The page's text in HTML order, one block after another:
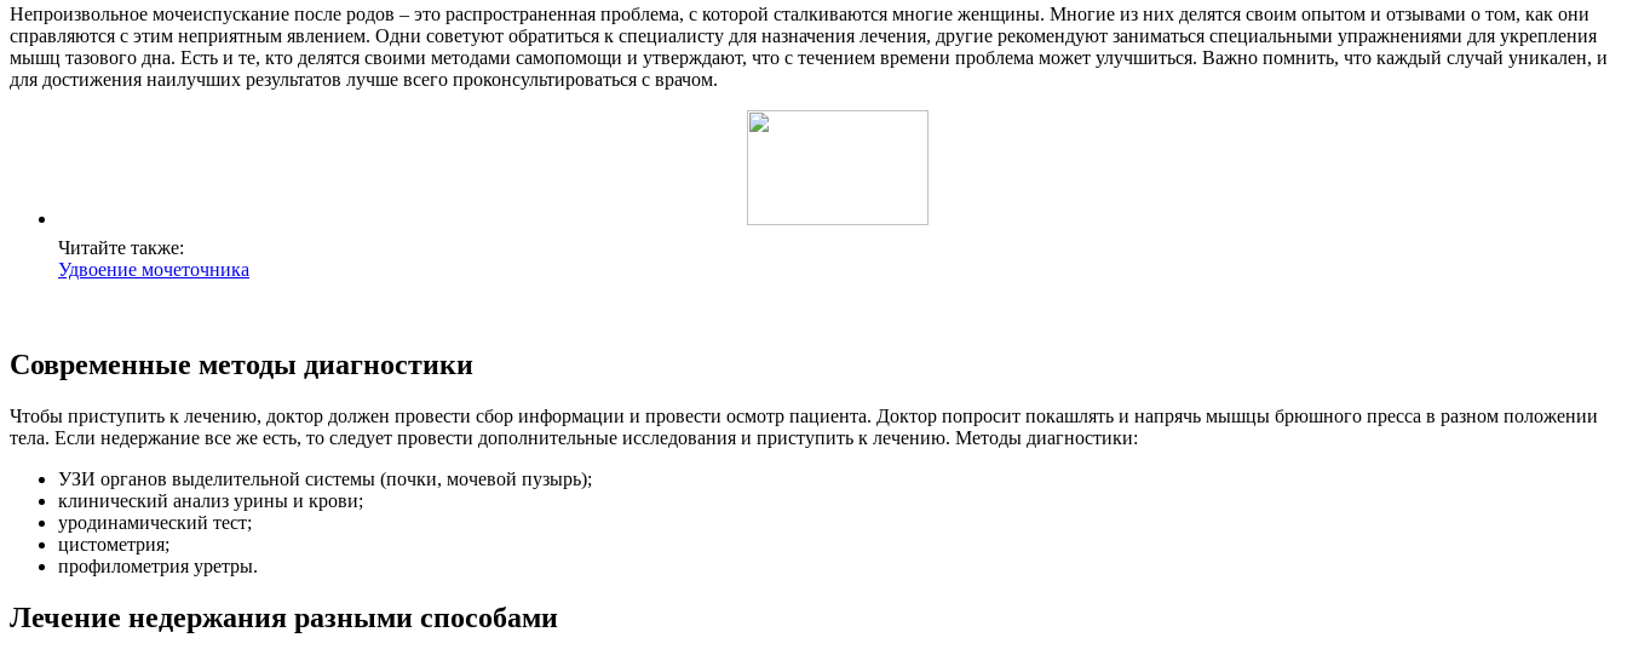
Непроизвольное мочеиспускание после родов – это распространенная проблема, с которой сталкиваются многие женщины. Многие из них делятся своим опытом и отзывами о том, как они
справляются с этим неприятным явлением. Одни советуют обратиться к специалисту для назначения лечения, другие рекомендуют заниматься специальными упражнениями для укрепления
мышц тазового дна. Есть и те, кто делятся своими методами самопомощи и утверждают, что с течением времени проблема может улучшиться. Важно помнить, что каждый случай уникален, и
для достижения наилучших результатов лучше всего проконсультироваться с врачом.
Читайте также:
Удвоение мочеточника
Современные методы диагностики
Чтобы приступить к лечению, доктор должен провести сбор информации и провести осмотр пациента. Доктор попросит покашлять и напрячь мышцы брюшного пресса в разном положении
тела. Если недержание все же есть, то следует провести дополнительные исследования и приступить к лечению. Методы диагностики:
УЗИ органов выделительной системы (почки, мочевой пузырь);
клинический анализ урины и крови;
уродинамический тест;
цистометрия;
профилометрия уретры.
Лечение недержания разными способами